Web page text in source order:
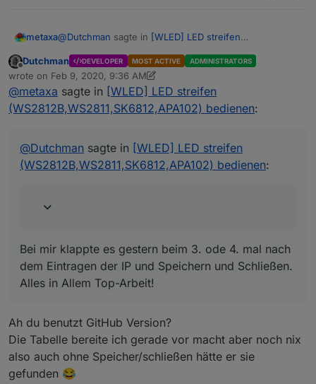
metaxa@Dutchman sagte in [WLED] LED streifen
PS: funktioniert bei euch allen der Autodetekt ?
Bei mir klappte es gestern beim 3. ode 4. mal nach
Offline
Dutchman DEVELOPER MOST ACTIVE ADMINISTRATORS
wrote on Feb 9, 2020, 9:36 AM
last edited by DutchmanFeb 9, 2020, 10:36 AM
@metaxa sagte in [WLED] LED streifen
(WS2812B,WS2811,SK6812,APA102) bedienen:
@Dutchman sagte in [WLED] LED streifen
(WS2812B,WS2811,SK6812,APA102) bedienen:
Bei mir klappte es gestern beim 3. ode 4. mal nach
dem Eintragen der IP und Speichern und Schließen.
Alles in Allem Top-Arbeit!
Ah du benutzt GitHub Version?
Die Tabelle bereite ich gerade vor macht aber noch nix
also auch ohne Speicher/schließen hätte er sie
gefunden 😂